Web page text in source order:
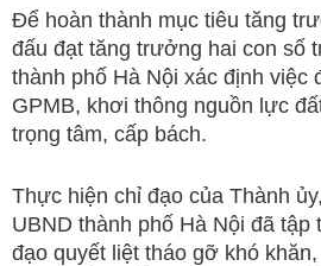
Để hoàn thành mục tiêu tăng
đấu đạt tăng trưởng hai con số
thành phố Hà Nội xác định việc
GPMB, khơi thông nguồn lực
trọng tâm, cấp bách.
Thực hiện chỉ đạo của Thành
UBND thành phố Hà Nội đã tập
đạo quyết liệt tháo gỡ khó